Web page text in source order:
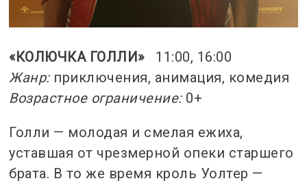
«КОЛЮЧКА ГОЛЛИ»11:00, 16:00
Жанр:приключения, анимация, комедия
Возрастное ограничение:0+
Голли — молодая и смелая ежиха,
уставшая от чрезмерной опеки старшего
брата. В то же время кроль Уолтер —